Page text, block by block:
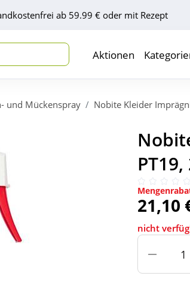
ab 59.99 € oder mit Rezept
Aktionen
und Mückenspray Nobite Kleider
21,10
nicht